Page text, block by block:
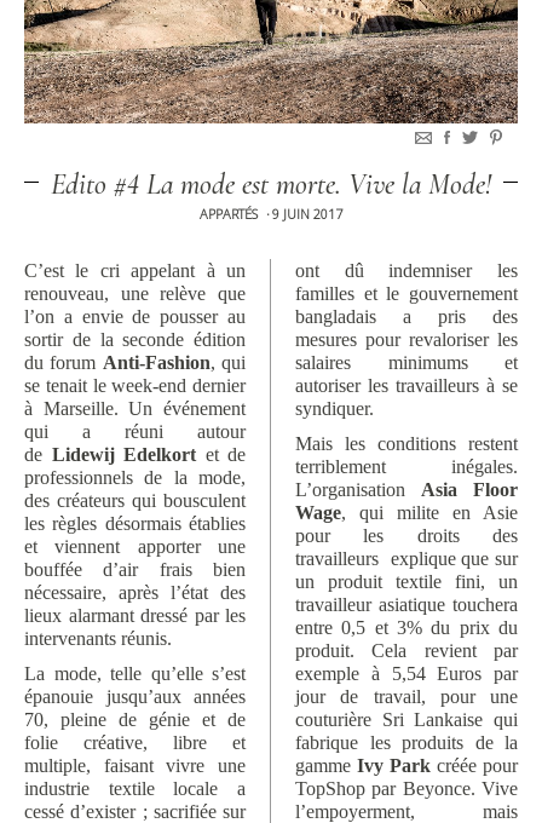
Edito #4 La mode est morte. Vive la Mode!
APPARTÉS •9 JUIN 2017
C’est le cri appelant à un
renouveau, une relève que
l’on a envie de pousser au
sortir de la seconde édition
du forum Anti-Fashion, qui
se tenait le week-end dernier
à Marseille. Un événement
qui a réuni autour
de Lidewij Edelkort et de
professionnels de la mode,
des créateurs qui bousculent
les règles désormais établies
et viennent apporter une
bouffée d’air frais bien
nécessaire, après l’état des
lieux alarmant dressé par les
intervenants réunis.
La mode, telle qu’elle s’est
épanouie jusqu’aux années
70, pleine de génie et de
folie créative, libre et
multiple, faisant vivre une
industrie textile locale a
cessé d’exister ; sacrifiée sur
ont dû indemniser les
familles et le gouvernement
bangladais a pris des
mesures pour revaloriser les
salaires minimums et
autoriser les travailleurs à se
syndiquer.
Mais les conditions restent
terriblement inégales.
L’organisation Asia Floor
Wage, qui milite en Asie
pour les droits des
travailleurs explique que sur
un produit textile fini, un
travailleur asiatique touchera
entre 0,5 et 3% du prix du
produit. Cela revient par
exemple à 5,54 Euros par
jour de travail, pour une
couturière Sri Lankaise qui
fabrique les produits de la
gamme Ivy Park créée pour
TopShop par Beyonce. Vive
l’empoyerment, mais